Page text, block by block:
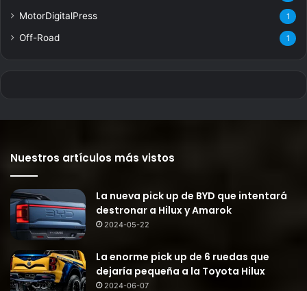
MotorDigitalPress 1
Off-Road 1
Nuestros artículos más vistos
La nueva pick up de BYD que intentará
destronar a Hilux y Amarok
2024-05-22
La enorme pick up de 6 ruedas que
dejaría pequeña a la Toyota Hilux
2024-06-07